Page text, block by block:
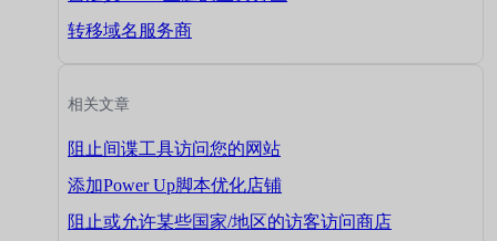
转移域名服务商
相关文章
阻止间谍工具访问您的网站
添加Power Up脚本优化店铺
阻止或允许某些国家/地区的访客访问商店